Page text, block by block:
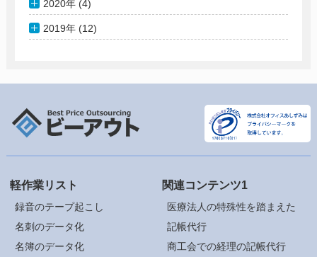
2020年 (4)
2019年 (12)
軽作業リスト
録音のテープ起こし
名刺のデータ化
名簿のデータ化
関連コンテンツ1
医療法人の特殊性を踏まえた
記帳代行
商工会での経理の記帳代行